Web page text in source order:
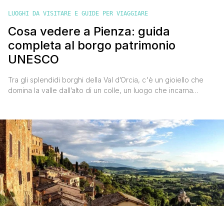
LUOGHI DA VISITARE E GUIDE PER VIAGGIARE
Cosa vedere a Pienza: guida
completa al borgo patrimonio
UNESCO
Tra gli splendidi borghi della Val d’Orcia, c'è un gioiello che
domina la valle dall’alto di un colle, un luogo che incarna
turistica, ma un viaggio nel tempo, un incontro tra bellezza,
arte e gusto. Pienza è famosa per il [']